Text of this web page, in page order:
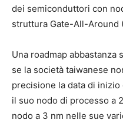
dei semiconduttori con
struttura Gate-All-Around
Una roadmap abbastanza
se la società taiwanese
precisione la data di
il suo nodo di processo a
nodo a 3 nm nelle sue